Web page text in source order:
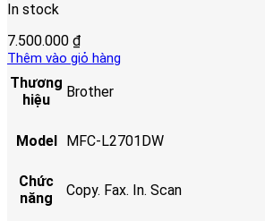
In stock
7.500.000 ₫
Thêm vào giỏ hàng
Thương
hiệu
Brother
Model MFC-L2701DW
Chức
năng
Copy. Fax. In. Scan